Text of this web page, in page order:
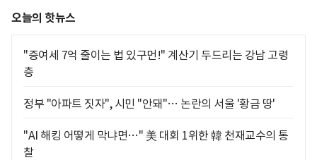
오늘의 핫뉴스
"증여세 7억 줄이는 법 있구먼!" 계산기 두드리는 강남 고령
층
정부 "아파트 짓자", 시민 "안돼"… 논란의 서울 '황금 땅'
"AI 해킹 어떻게 막냐면…" 美 대회 1위한 韓 천재교수의 통
찰